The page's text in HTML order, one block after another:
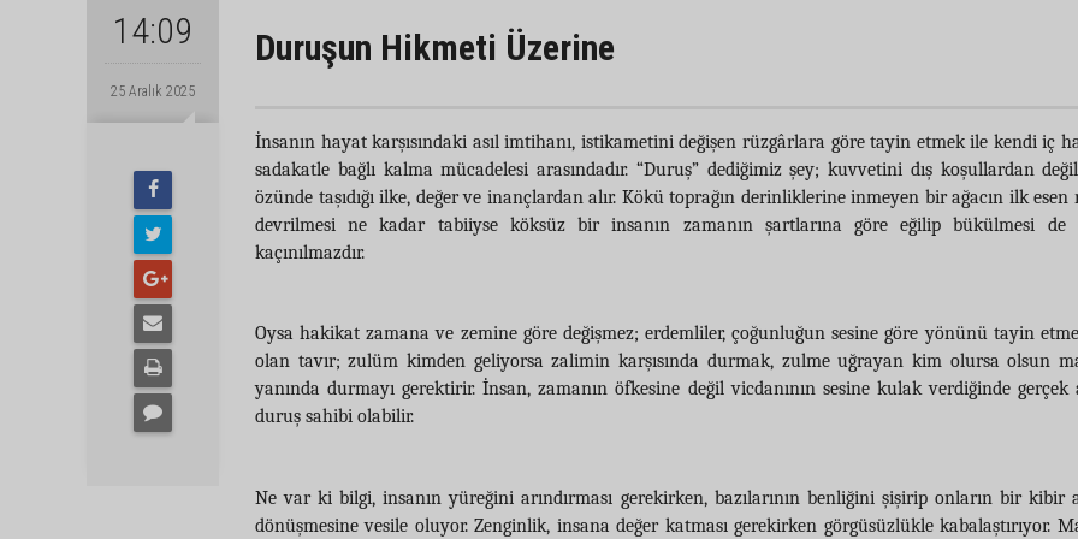
14:09
25 Aralık 2025
Duruşun Hikmeti Üzerine
İnsanın hayat karşısındaki asıl imtihanı, istikametini değişen rüzgârlara göre tayin etmek ile kendi iç
sadakatle bağlı kalma mücadelesi arasındadır. “Duruş” dediğimiz şey; kuvvetini dış koşullardan
özünde taşıdığı ilke, değer ve inançlardan alır. Kökü toprağın derinliklerine inmeyen bir ağacın ilk esen
devrilmesi ne kadar tabiiyse köksüz bir insanın zamanın şartlarına göre eğilip bükülmesi
kaçınılmazdır.
Oysa hakikat zamana ve zemine göre değişmez; erdemliler, çoğunluğun sesine göre yönünü tayin
olan tavır; zulüm kimden geliyorsa zalimin karşısında durmak, zulme uğrayan kim olursa olsun
yanında durmayı gerektirir. İnsan, zamanın öfkesine değil vicdanının sesine kulak verdiğinde gerçek
duruş sahibi olabilir.
Ne var ki bilgi, insanın yüreğini arındırması gerekirken, bazılarının benliğini şişirip onların bir kibir
dönüşmesine vesile oluyor. Zenginlik, insana değer katması gerekirken görgüsüzlükle kabalaştırıyor.